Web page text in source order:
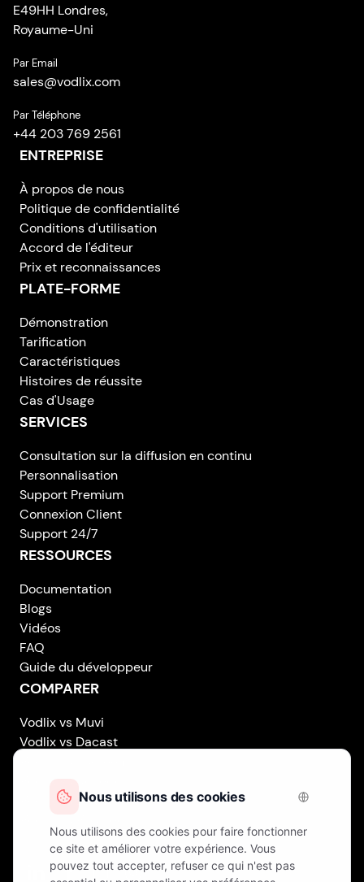
E49HH Londres,
Royaume-Uni
Par Email
sales@vodlix.com
Par Téléphone
+44 203 769 2561
ENTREPRISE
À propos de nous
Politique de confidentialité
Conditions d'utilisation
Accord de l'éditeur
Prix et reconnaissances
PLATE-FORME
Démonstration
Tarification
Caractéristiques
Histoires de réussite
Cas d'Usage
SERVICES
Consultation sur la diffusion en continu
Personnalisation
Support Premium
Connexion Client
Support 24/7
RESSOURCES
Documentation
Blogs
Vidéos
FAQ
Guide du développeur
COMPARER
Vodlix vs Muvi
Vodlix vs Dacast
Vodlix vs Brightcove